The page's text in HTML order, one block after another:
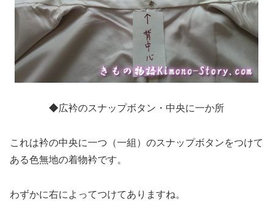
◆広衿のスナップボタン・中央に一か所
これは衿の中央に一つ（一組）のスナップボタンをつけて
ある色無地の着物衿です。
わずかに右によってつけてありますね。